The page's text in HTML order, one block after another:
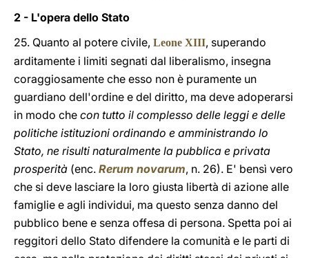
2 - L'opera dello Stato
25. Quanto al potere civile, Leone XIII, superando
arditamente i limiti segnati dal liberalismo, insegna
coraggiosamente che esso non è puramente un
guardiano dell'ordine e del diritto, ma deve adoperarsi
in modo che con tutto il complesso delle leggi e delle
politiche istituzioni ordinando e amministrando lo
Stato, ne risulti naturalmente la pubblica e privata
prosperità (enc. Rerum novarum, n. 26). E' bensì vero
che si deve lasciare la loro giusta libertà di azione alle
famiglie e agli individui, ma questo senza danno del
pubblico bene e senza offesa di persona. Spetta poi ai
reggitori dello Stato difendere la comunità e le parti di